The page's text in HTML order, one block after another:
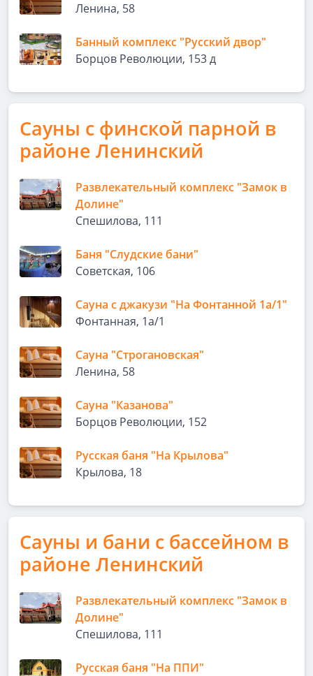
Ленина, 58
Банный комплекс "Русский двор"
Борцов Революции, 153 д
Сауны с финской парной в
районе Ленинский
Развлекательный комплекс "Замок в
Долине"
Спешилова, 111
Баня "Слудские бани"
Советская, 106
Сауна с джакузи "На Фонтанной 1а/1"
Фонтанная, 1а/1
Сауна "Строгановская"
Ленина, 58
Сауна "Казанова"
Борцов Революции, 152
Русская баня "На Крылова"
Крылова, 18
Сауны и бани с бассейном в
районе Ленинский
Развлекательный комплекс "Замок в
Долине"
Спешилова, 111
Русская баня "На ППИ"